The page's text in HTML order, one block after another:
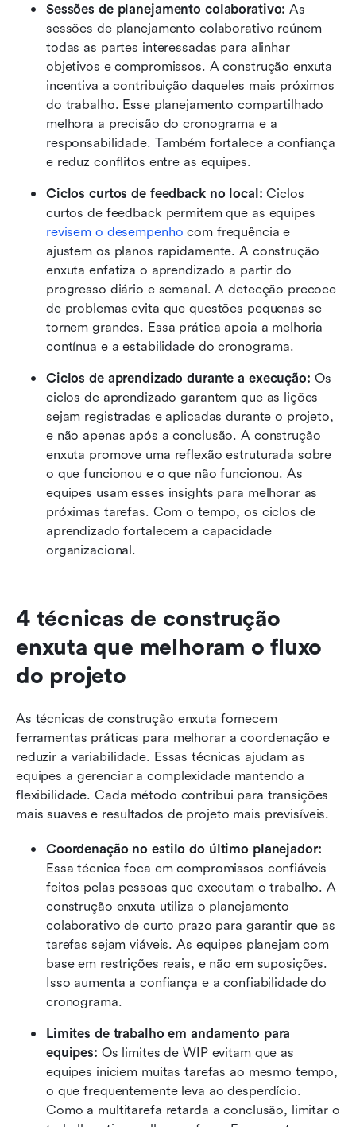
Sessões de planejamento colaborativo: As
sessões de planejamento colaborativo reúnem
todas as partes interessadas para alinhar
objetivos e compromissos. A construção enxuta
incentiva a contribuição daqueles mais próximos
do trabalho. Esse planejamento compartilhado
melhora a precisão do cronograma e a
responsabilidade. Também fortalece a confiança
e reduz conflitos entre as equipes.
Ciclos curtos de feedback no local: Ciclos
revisem o desempenho com frequência e
ajustem os planos rapidamente. A construção
enxuta enfatiza o aprendizado a partir do
progresso diário e semanal. A detecção precoce
de problemas evita que questões pequenas se
tornem grandes. Essa prática apoia a melhoria
contínua e a estabilidade do cronograma.
Ciclos de aprendizado durante a execução: Os
ciclos de aprendizado garantem que as lições
sejam registradas e aplicadas durante o projeto,
e não apenas após a conclusão. A construção
enxuta promove uma reflexão estruturada sobre
o que funcionou e o que não funcionou. As
equipes usam esses insights para melhorar as
próximas tarefas. Com o tempo, os ciclos de
aprendizado fortalecem a capacidade
organizacional.
4 técnicas de construção
enxuta que melhoram o fluxo
do projeto
As técnicas de construção enxuta fornecem
ferramentas práticas para melhorar a coordenação e
reduzir a variabilidade. Essas técnicas ajudam as
equipes a gerenciar a complexidade mantendo a
flexibilidade. Cada método contribui para transições
mais suaves e resultados de projeto mais previsíveis.
Coordenação no estilo do último planejador:
Essa técnica foca em compromissos confiáveis
feitos pelas pessoas que executam o trabalho. A
construção enxuta utiliza o planejamento
colaborativo de curto prazo para garantir que as
tarefas sejam viáveis. As equipes planejam com
base em restrições reais, e não em suposições.
Isso aumenta a confiança e a confiabilidade do
cronograma.
Limites de trabalho em andamento para
equipes: Os limites de WIP evitam que as
equipes iniciem muitas tarefas ao mesmo tempo,
o que frequentemente leva ao desperdício.
Como a multitarefa retarda a conclusão, limitar o